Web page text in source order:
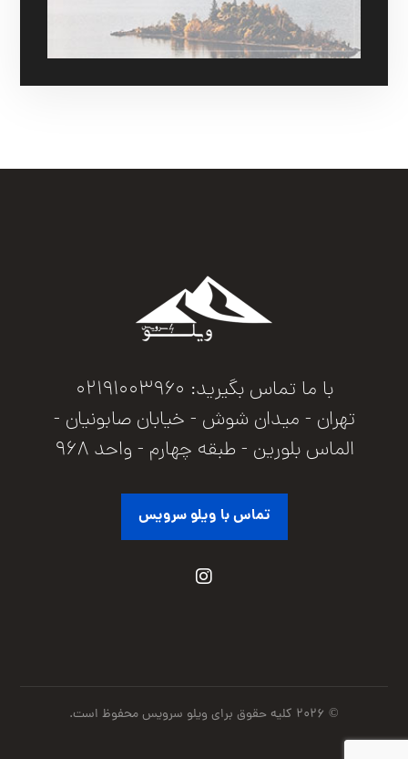
با ما تماس بگیرید: ۰۲۱۹۱۰۰۳۹۶۰
تهران - میدان شوش - خیابان صابونیان -
الماس بلورین - طبقه چهارم - واحد ۹۶۸
تماس با ویلو سرویس
© ۲۰۲۶ کلیه حقوق برای ویلو سرویس محفوظ است.